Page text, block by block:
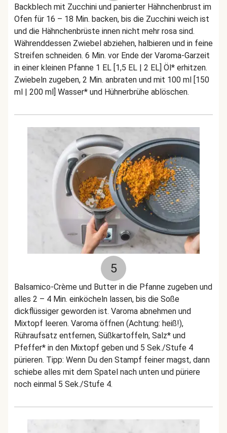
Backblech mit Zucchini und panierter Hähnchenbrust im
Ofen für 16 – 18 Min. backen, bis die Zucchini weich ist
und die Hähnchenbrüste innen nicht mehr rosa sind.
Währenddessen Zwiebel abziehen, halbieren und in feine
Streifen schneiden. 6 Min. vor Ende der Varoma-Garzeit
in einer kleinen Pfanne 1 EL [1,5 EL | 2 EL] Öl* erhitzen.
Zwiebeln zugeben, 2 Min. anbraten und mit 100 ml [150
ml | 200 ml] Wasser* und Hühnerbrühe ablöschen.
5
Balsamico-Crème und Butter in die Pfanne zugeben und
alles 2 – 4 Min. einköcheln lassen, bis die Soße
dickflüssiger geworden ist. Varoma abnehmen und
Mixtopf leeren. Varoma öffnen (Achtung: heiß!),
Rühraufsatz entfernen, Süßkartoffeln, Salz* und
Pfeffer* in den Mixtopf geben und 5 Sek./Stufe 4
pürieren. Tipp: Wenn Du den Stampf feiner magst, dann
schiebe alles mit dem Spatel nach unten und püriere
noch einmal 5 Sek./Stufe 4.